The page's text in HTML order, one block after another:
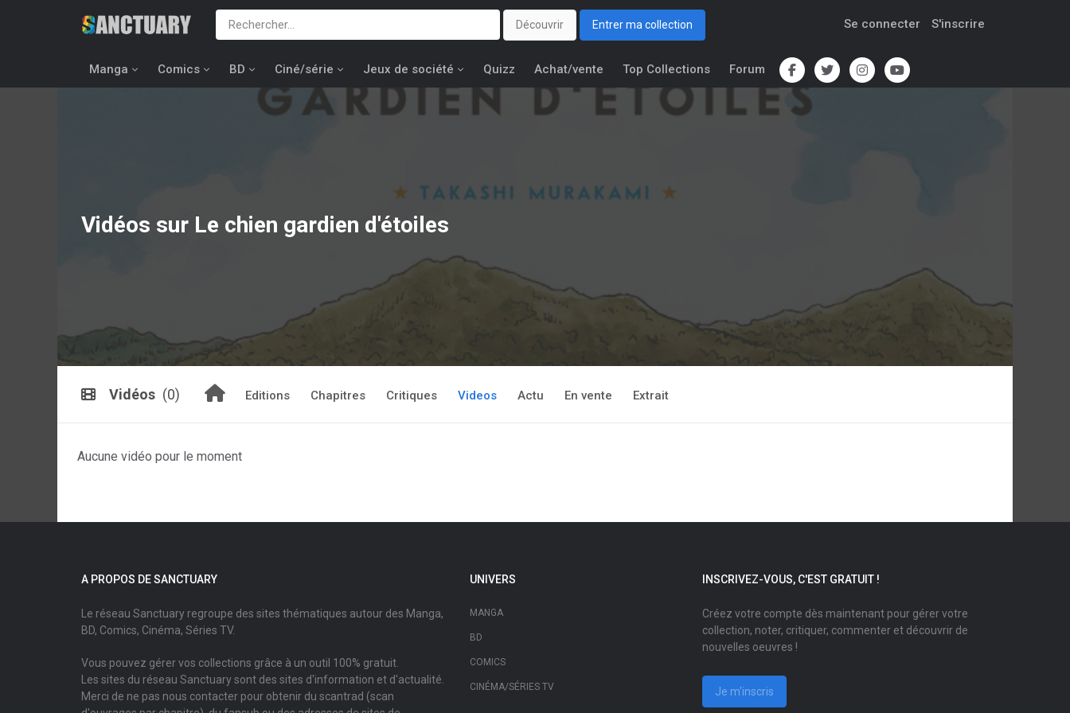
Découvrir Entrer ma collection Se connecter S'inscrire
Manga Comics BD Ciné/série Jeux de société Quizz Achat/vente Top Collections Forum
Vidéos sur Le chien gardien d'étoiles
Vidéos (0) Editions Chapitres Critiques Videos Actu En vente Extrait
Aucune vidéo pour le moment
A PROPOS DE SANCTUARY
Le réseau Sanctuary regroupe des sites thématiques autour des Manga,
BD, Comics, Cinéma, Séries TV.
Vous pouvez gérer vos collections grâce à un outil 100% gratuit.
Les sites du réseau Sanctuary sont des sites d'information et d'actualité.
Merci de ne pas nous contacter pour obtenir du scantrad (scan
UNIVERS
MANGA
BD
COMICS
CINÉMA/SÉRIES TV
INSCRIVEZ-VOUS, C'EST GRATUIT !
Créez votre compte dès maintenant pour gérer votre
collection, noter, critiquer, commenter et découvrir de
nouvelles oeuvres !
Je m'inscris